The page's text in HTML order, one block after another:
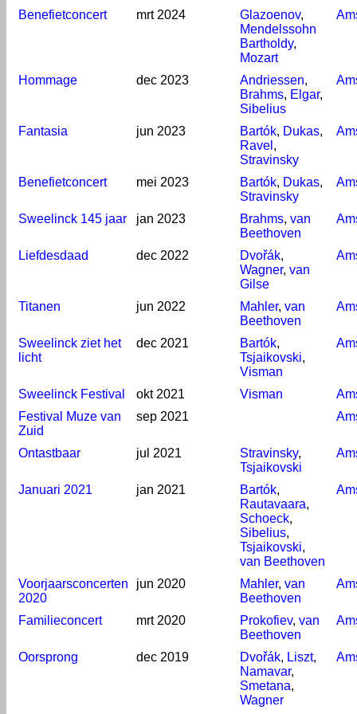
Benefietconcert mrt 2024 Glazoenov,
Mendelssohn
Bartholdy,
Mozart
Hommage dec 2023 Andriessen,
Brahms, Elgar,
Sibelius
Fantasia jun 2023 Bartók, Dukas,
Ravel ,
Stravinsky
Benefietconcert mei 2023 Bartók, Dukas,
Stravinsky
Sweelinck 145 jaar jan 2023 Brahms, van
Beethoven
Liefdesdaad dec 2022 Dvořák,
Wagner, van
Gilse
Titanen jun 2022 Mahler, van
Beethoven
Sweelinck ziet het
licht
dec 2021 Bartók,
Tsjaikovski,
Visman
Sweelinck Festival okt 2021 Visman
Festival Muze van
Zuid
sep 2021
Ontastbaar jul 2021 Stravinsky,
Tsjaikovski
Januari 2021 jan 2021 Bartók,
Rautavaara,
Schoeck,
Sibelius,
Tsjaikovski,
van Beethoven
Voorjaarsconcerten
2020
jun 2020 Mahler, van
Beethoven
Familieconcert mrt 2020 Prokofiev, van
Beethoven
Oorsprong dec 2019 Dvořák, Liszt,
Namavar,
Smetana,
Wagner